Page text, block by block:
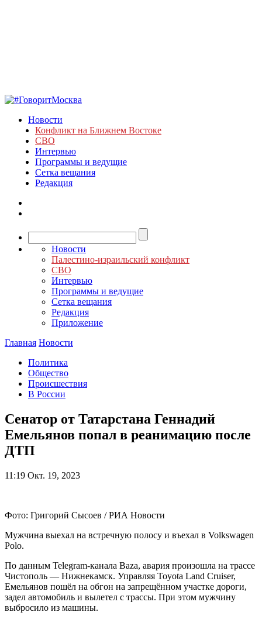
Новости
Конфликт на Ближнем Востоке
СВО
Интервью
Программы и ведущие
Сетка вещания
Редакция
Новости
Палестино-израильский конфликт
СВО
Интервью
Программы и ведущие
Сетка вещания
Редакция
Приложение
Главная Новости
Политика
Общество
Происшествия
В России
Сенатор от Татарстана Геннадий
Емельянов попал в реанимацию после
ДТП
11:19 Окт. 19, 2023
Фото: Григорий Сысоев / РИА Новости
Мужчина выехал на встречную полосу и въехал в Volkswagen
Polo.
По данным Telegram-канала Baza, авария произошла на трассе
Чистополь — Нижнекамск. Управляя Toyota Land Cruiser,
Емельянов пошёл на обгон на запрещённом участке дороги,
задел автомобиль и вылетел с трассы. При этом мужчину
выбросило из машины.